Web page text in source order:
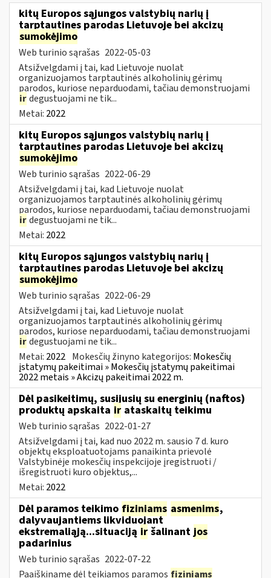
kitų Europos sąjungos valstybių narių į
tarptautines parodas Lietuvoje bei akcizų
sumokėjimo
Web turinio sąrašas 2022-05-03
Atsižvelgdami į tai, kad Lietuvoje nuolat
organizuojamos tarptautinės alkoholinių gėrimų
parodos, kuriose neparduodami, tačiau demonstruojami
irdegustuojami ne tik...
Metai: 2022
kitų Europos sąjungos valstybių narių į
tarptautines parodas Lietuvoje bei akcizų
sumokėjimo
Web turinio sąrašas 2022-06-29
Atsižvelgdami į tai, kad Lietuvoje nuolat
organizuojamos tarptautinės alkoholinių gėrimų
parodos, kuriose neparduodami, tačiau demonstruojami
irdegustuojami ne tik...
Metai: 2022
kitų Europos sąjungos valstybių narių į
tarptautines parodas Lietuvoje bei akcizų
sumokėjimo
Web turinio sąrašas 2022-06-29
Atsižvelgdami į tai, kad Lietuvoje nuolat
organizuojamos tarptautinės alkoholinių gėrimų
parodos, kuriose neparduodami, tačiau demonstruojami
irdegustuojami ne tik...
Metai: 2022 Mokesčių žinyno kategorijos: Mokesčių
įstatymų pakeitimai » Mokesčių įstatymų pakeitimai
2022 metais » Akcizų pakeitimai 2022 m.
Dėl pasikeitimų, susijusių su energinių (naftos)
produktų apskaita ir ataskaitų teikimu
Web turinio sąrašas 2022-01-27
Atsižvelgdami į tai, kad nuo 2022 m. sausio 7 d. kuro
objektų eksploatuotojams panaikinta prievolė
Valstybinėje mokesčių inspekcijoje įregistruoti /
išregistruoti kuro objektus,...
Metai: 2022
Dėl paramos teikimo fiziniams asmenims,
dalyvaujantiems likviduojant
ekstremaliąją...situaciją ir šalinant jos
padarinius
Web turinio sąrašas 2022-07-22
Paaiškiname dėl teikiamos paramos fiziniams